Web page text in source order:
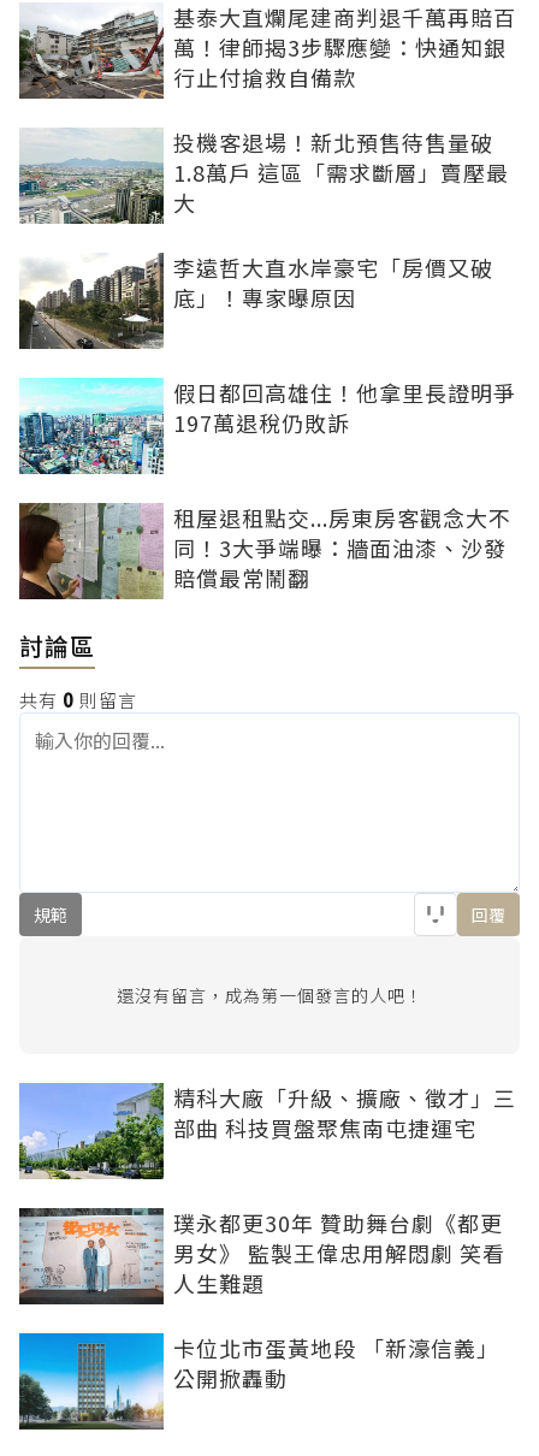
基泰大直爛尾建商判退千萬再賠百
萬！律師揭3步驟應變：快通知銀
行止付搶救自備款
投機客退場！新北預售待售量破
1.8萬戶 這區「需求斷層」賣壓最
大
李遠哲大直水岸豪宅「房價又破
底」！專家曝原因
假日都回高雄住！他拿里長證明爭
197萬退稅仍敗訴
租屋退租點交...房東房客觀念大不
同！3大爭端曝：牆面油漆、沙發
賠償最常鬧翻
討論區
共有 0 則留言
規範 回覆
還沒有留言，成為第一個發言的人吧！
精科大廠「升級、擴廠、徵才」三
部曲 科技買盤聚焦南屯捷運宅
璞永都更30年 贊助舞台劇《都更
男女》 監製王偉忠用解悶劇 笑看
人生難題
卡位北市蛋黃地段 「新濠信義」
公開掀轟動